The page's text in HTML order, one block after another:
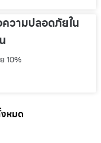
ความปลอดภัยใน
10%
หมด